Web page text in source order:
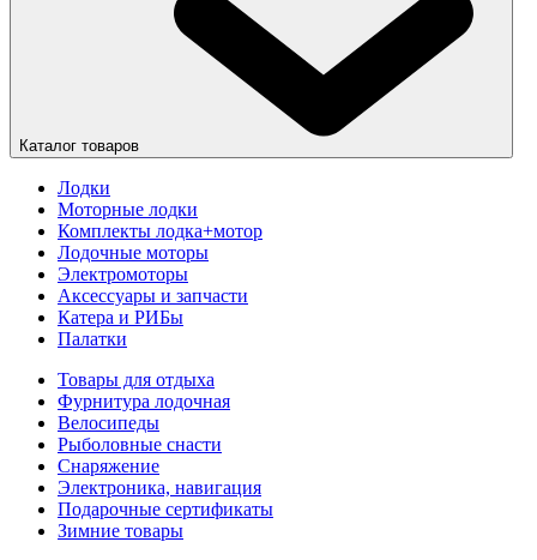
Каталог товаров
Лодки
Моторные лодки
Комплекты лодка+мотор
Лодочные моторы
Электромоторы
Аксессуары и запчасти
Катера и РИБы
Палатки
Товары для отдыха
Фурнитура лодочная
Велосипеды
Рыболовные снасти
Снаряжение
Электроника, навигация
Подарочные сертификаты
Зимние товары